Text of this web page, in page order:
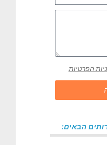
הפרטיות
הבאים: